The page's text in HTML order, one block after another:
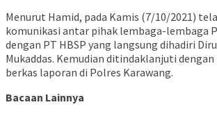
Menurut Hamid, pada Kamis (7/10/2021)
komunikasi antar pihak lembaga-lembaga
dengan PT HBSP yang langsung dihadiri
Mukaddas. Kemudian ditindaklanjuti
berkas laporan di Polres Karawang.
Bacaan Lainnya